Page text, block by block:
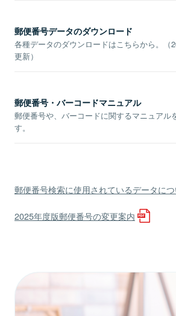
郵便番号データのダウンロード
各種データのダウンロードはこちらから。（
更新）
郵便番号・バーコードマニュアル
郵便番号や、バーコードに関するマニュアル
す。
郵便番号検索に使用されているデータに
2025年度版郵便番号の変更案内